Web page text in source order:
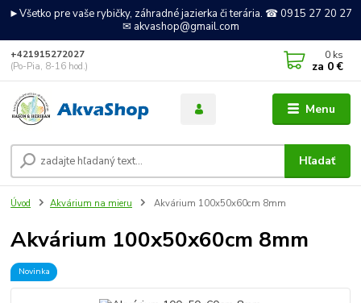
►Všetko pre vaše rybičky, záhradné jazierka či terária. ☎ 0915 27 20 27
✉ akvashop@gmail.com
Menu
Hľadať
+421915272027
(Po-Pia, 8-16 hod.)
0 ks
za 0 €
Úvod Akvárium na mieru Akvárium 100x50x60cm 8mm
Akvárium 100x50x60cm 8mm
Novinka